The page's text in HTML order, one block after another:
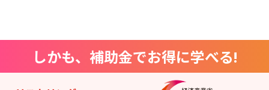
しかも、補助金でお得に学べる!